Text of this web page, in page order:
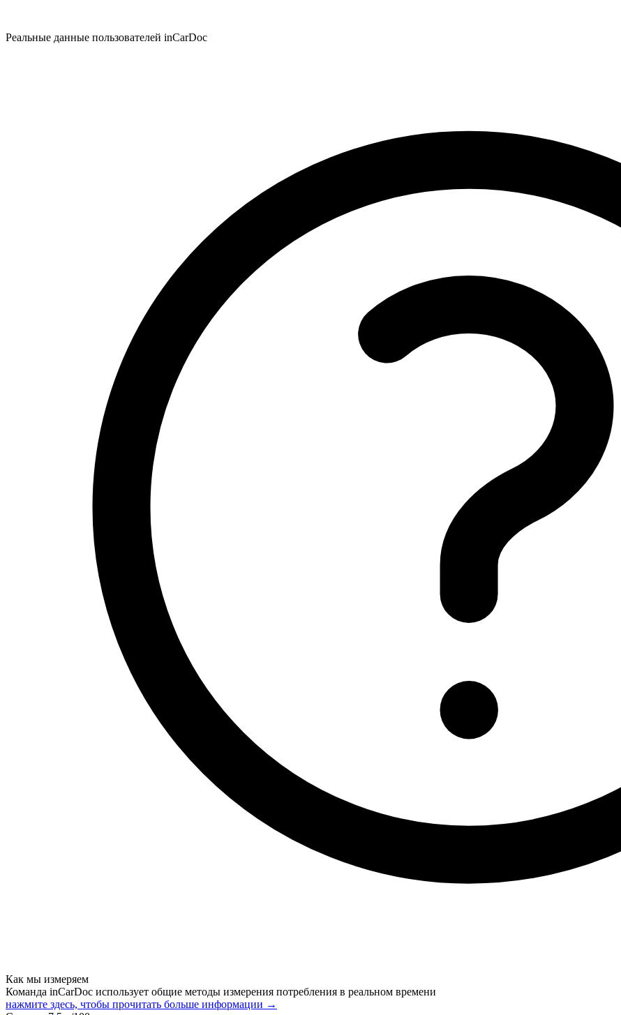
Реальные данные пользователей inCarDoc
Как мы измеряем
Команда inCarDoc использует общие методы измерения потребления в реальном времени
нажмите здесь, чтобы прочитать больше информации →